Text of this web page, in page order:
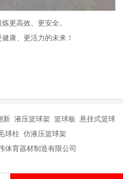
更高效、更安全。
康、更活力的未来！
新 液压篮球架 篮球板 悬挂式篮球
球柱 仿液压篮球架
体育器材制造有限公司